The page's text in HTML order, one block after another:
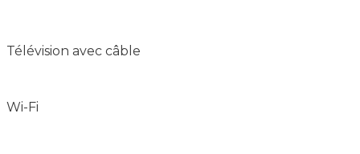
Télévision avec câble
Wi-Fi